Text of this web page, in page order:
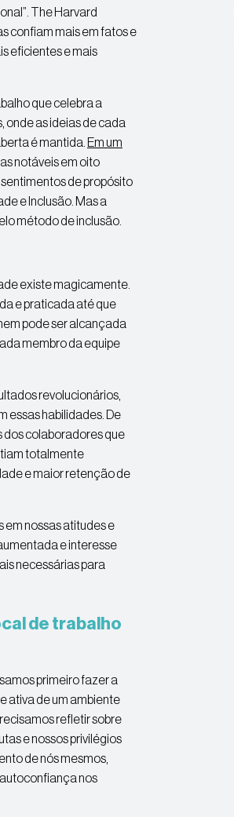
The Harvard
confiam mais em fatos e
eficientes e mais
que celebra a
onde as ideias de cada
é mantida. Em um
notáveis em oito
de propósito
e Inclusão. Mas a
método de inclusão.
existe magicamente.
e praticada até que
pode ser alcançada
membro da equipe
revolucionários,
essas habilidades. De
dos colaboradores que
totalmente
e maior retenção de
em nossas atitudes e
e interesse
necessárias para
de trabalho
primeiro fazer a
ativa de um ambiente
refletir sobre
e nossos privilégios
de nós mesmos,
nos